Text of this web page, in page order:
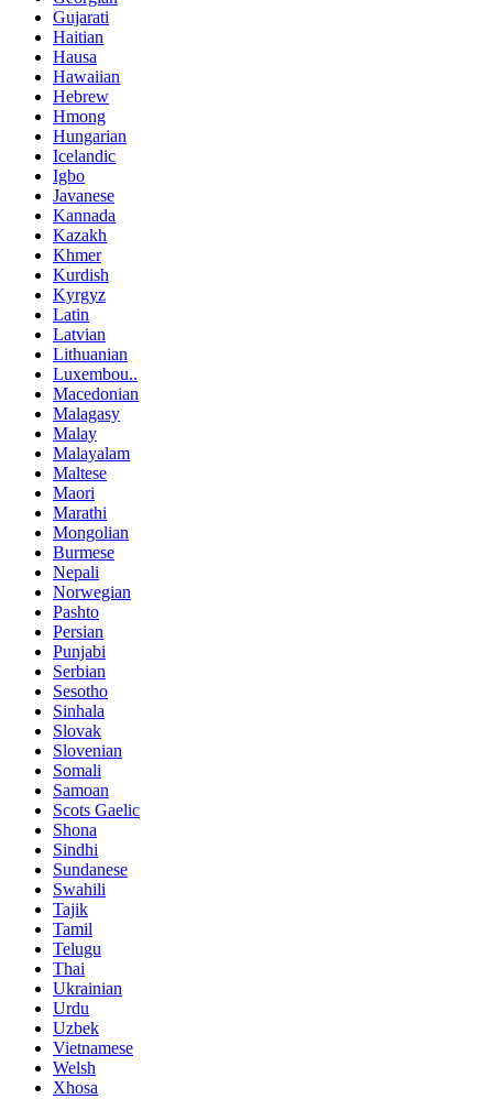
Gujarati
Haitian
Hausa
Hawaiian
Hebrew
Hmong
Hungarian
Icelandic
Igbo
Javanese
Kannada
Kazakh
Khmer
Kurdish
Kyrgyz
Latin
Latvian
Lithuanian
Luxembou..
Macedonian
Malagasy
Malay
Malayalam
Maltese
Maori
Marathi
Mongolian
Burmese
Nepali
Norwegian
Pashto
Persian
Punjabi
Serbian
Sesotho
Sinhala
Slovak
Slovenian
Somali
Samoan
Scots Gaelic
Shona
Sindhi
Sundanese
Swahili
Tajik
Tamil
Telugu
Thai
Ukrainian
Urdu
Uzbek
Vietnamese
Welsh
Xhosa